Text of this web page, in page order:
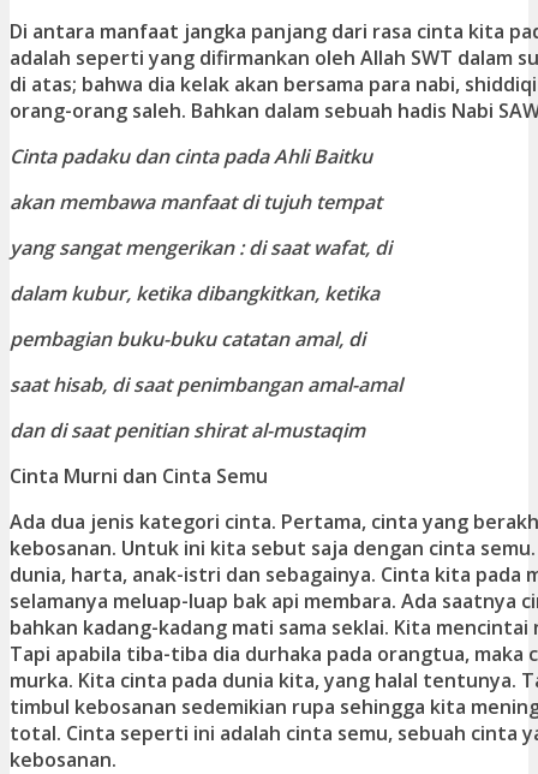
Di antara manfaat jangka panjang dari rasa cinta kita
adalah seperti yang difirmankan oleh Allah SWT dalam
di atas; bahwa dia kelak akan bersama para nabi,
orang-orang saleh. Bahkan dalam sebuah hadis Nabi
Cinta padaku dan cinta pada Ahli Baitku
akan membawa manfaat di tujuh tempat
yang sangat mengerikan : di saat wafat, di
dalam kubur, ketika dibangkitkan, ketika
pembagian buku-buku catatan amal, di
saat hisab, di saat penimbangan amal-amal
dan di saat penitian shirat al-mustaqim
Cinta Murni dan Cinta Semu
Ada dua jenis kategori cinta. Pertama, cinta yang
kebosanan. Untuk ini kita sebut saja dengan cinta
dunia, harta, anak-istri dan sebagainya. Cinta kita pada
selamanya meluap-luap bak api membara. Ada saatnya
bahkan kadang-kadang mati sama seklai. Kita
Tapi apabila tiba-tiba dia durhaka pada orangtua, maka
murka. Kita cinta pada dunia kita, yang halal tentunya.
timbul kebosanan sedemikian rupa sehingga kita
total. Cinta seperti ini adalah cinta semu, sebuah cinta
kebosanan.